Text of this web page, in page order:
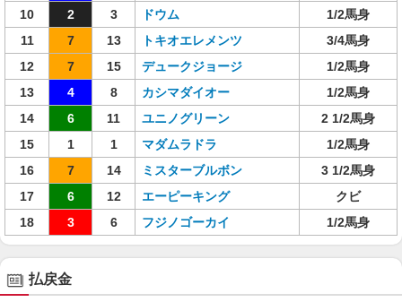
10
2 3 ドウム
1/2馬身
11
7 13 トキオエレメンツ
3/4馬身
12
7 15 デュークジョージ
1/2馬身
13
4 8 カシマダイオー
1/2馬身
14
6 11 ユニノグリーン
2 1/2馬身
15
1 1 マダムラドラ
1/2馬身
16
7 14 ミスターブルボン
3 1/2馬身
17
6 12 エーピーキング
クビ
18
3 6 フジノゴーカイ 1/2馬身
払戻金